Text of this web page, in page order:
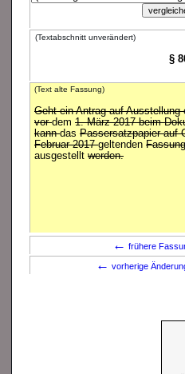
(Textabschnitt unverändert)
§
(Text alte Fassung)
Geht ein Antrag auf
vordem 1. März 2017 beim
kanndas Passersatzpapier auf
Februar 2017geltenden
ausgestellt werden.
← frühere
← vorherige